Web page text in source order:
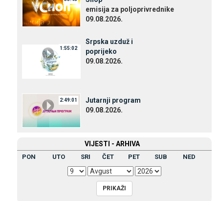
emisija za poljoprivrednike
09.08.2026.
1:55:02
Srpska uzduž i
poprijeko
09.08.2026.
2:49:01
Јutarnji program
09.08.2026.
VIЈESTI - ARHIVA
PON UTO SRI ČET PET SUB NED